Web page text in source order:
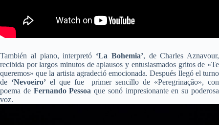
También al piano, interpretó ‘La Bohemia’, de Charles Aznavour,
recibida por largos minutos de aplausos y entusiasmados gritos de «Te
queremos» que la artista agradeció emocionada. Después llegó el turno
de ‘Nevoeiro’el que fue primer sencillo de «Peregrinação», con
poema de Fernando Pessoa que sonó impresionante en su poderosa
voz.